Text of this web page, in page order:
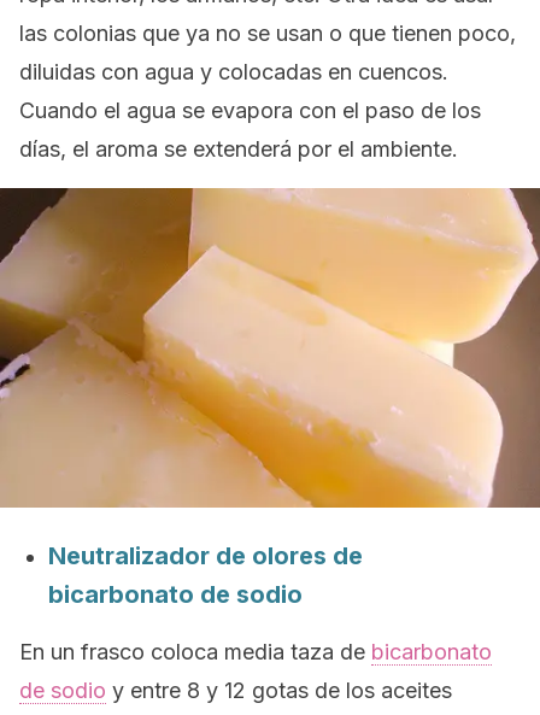
las colonias que ya no se usan o que tienen poco,
diluidas con agua y colocadas en cuencos.
Cuando el agua se evapora con el paso de los
días, el aroma se extenderá por el ambiente.
Neutralizador de olores de
bicarbonato de sodio
En un frasco coloca media taza de bicarbonato
de sodio y entre 8 y 12 gotas de los aceites